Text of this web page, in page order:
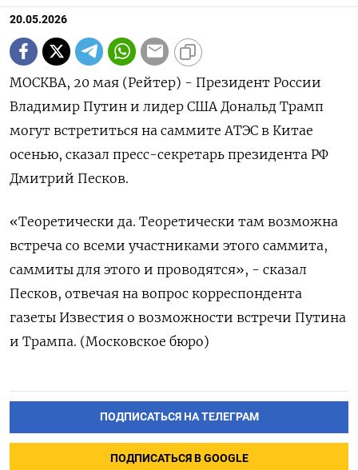
20.05.2026
МОСКВА, 20 мая (Рейтер) - Президент России
‌Владимир Путин и лидер ​США Дональд ​Трамп ​
могут ⁠встретиться ‌на саммите АТЭС ‌в Китае
осенью, ​сказал ‌пресс-секретарь президента ​РФ
Дмитрий Песков.
«Теоретически ‌да. Теоретически там возможна ​
встреча ​со ‌всеми участниками этого ​саммита,
саммиты для этого и проводятся», - сказал
Песков, отвечая ​на ⁠вопрос корреспондента
газеты ‌Известия о ‌возможности встречи Путина
​и Трампа. (Московское ‌бюро)
ПОДПИСАТЬСЯ НА ТЕЛЕГРАМ
ПОДПИСАТЬСЯ В GOOGLE